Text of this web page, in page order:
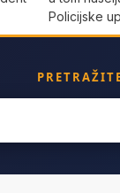
Policijske